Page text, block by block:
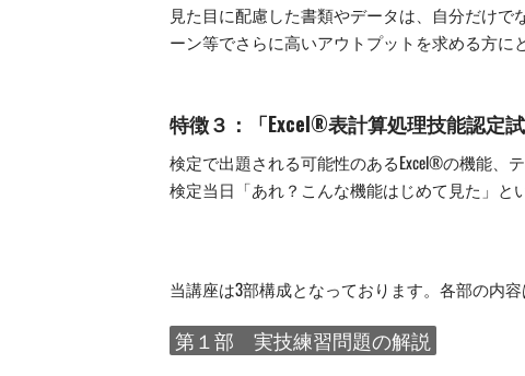
見た目に配慮した書類やデータは、自分だけ
ーン等でさらに高いアウトプットを求める方に
特徴３：「Excel®表計算処理技能認定
検定で出題される可能性のあるExcel®の機能、
検定当日「あれ？こんな機能はじめて見た」
当講座は3部構成となっております。各部の内容
第１部 実技練習問題の解説